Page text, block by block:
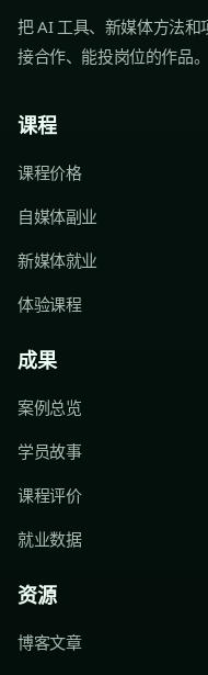
把 AI 工具、新媒体方法
接合作、能投岗位的作品。
课程
课程价格
自媒体副业
新媒体就业
体验课程
成果
案例总览
学员故事
课程评价
就业数据
资源
博客文章